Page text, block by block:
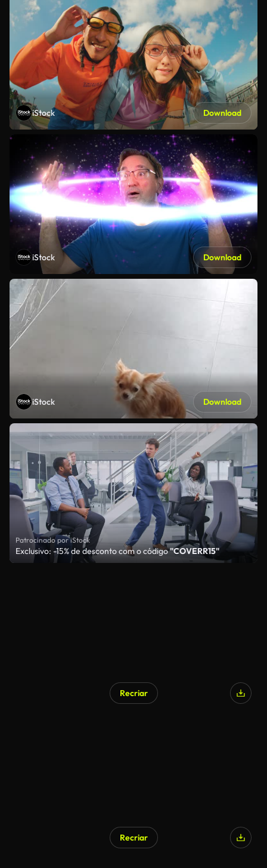
iStock Download
iStock Download
iStock Download
Patrocinado por iStock
Exclusivo: -15% de desconto com o código"COVERR15"
Recriar
Recriar